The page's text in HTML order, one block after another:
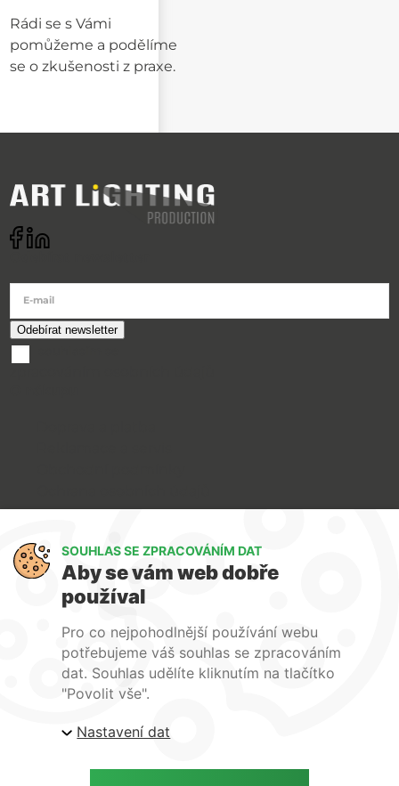
Rádi se s Vámi
pomůžeme a podělíme
se o zkušenosti z praxe.
E-mail
O nás
Kontakty
| ARTlighting.cz, Komenského 427 Újezd u Brna, 664
SOUHLAS SE ZPRACOVÁNÍM DAT
Aby se vám web dobře
používal
Pro co nejpohodlnější používání webu
potřebujeme váš souhlas se zpracováním
dat. Souhlas udělíte kliknutím na tlačítko
"Povolit vše".
Nastavení dat